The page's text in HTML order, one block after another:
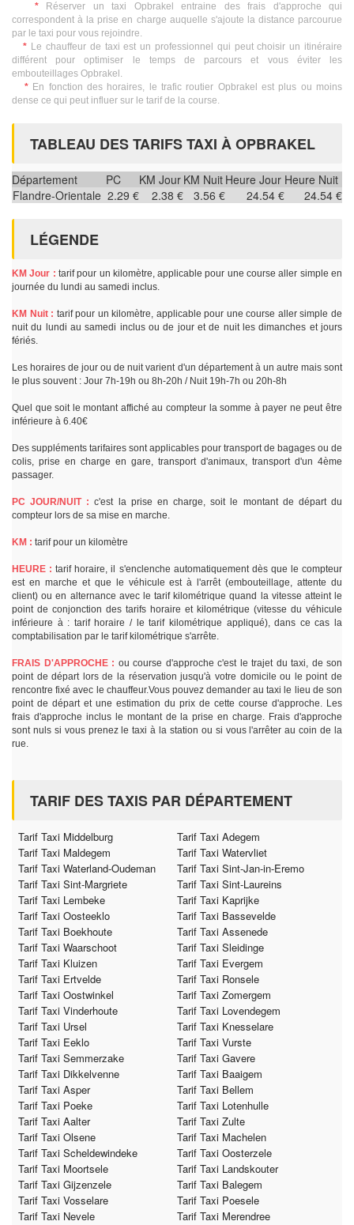
*Réserver un taxi Opbrakel entraine des frais d'approche qui
correspondent à la prise en charge auquelle s'ajoute la distance parcourue
par le taxi pour vous rejoindre.
* Le chauffeur de taxi est un professionnel qui peut choisir un itinéraire
différent pour optimiser le temps de parcours et vous éviter les
embouteillages Opbrakel.
* En fonction des horaires, le trafic routier Opbrakel est plus ou moins
dense ce qui peut influer sur le tarif de la course.
TABLEAU DES TARIFS TAXI À OPBRAKEL
Département PC KM Jour KM Nuit Heure Jour Heure Nuit
Flandre-Orientale 2.29 € 2.38 € 3.56 € 24.54 € 24.54 €
LÉGENDE
KM Jour : tarif pour un kilomètre, applicable pour une course aller simple en
journée du lundi au samedi inclus.
KM Nuit : tarif pour un kilomètre, applicable pour une course aller simple de
nuit du lundi au samedi inclus ou de jour et de nuit les dimanches et jours
fériés.
Les horaires de jour ou de nuit varient d'un département à un autre mais sont
le plus souvent : Jour 7h-19h ou 8h-20h / Nuit 19h-7h ou 20h-8h
Quel que soit le montant affiché au compteur la somme à payer ne peut être
inférieure à 6.40€
Des suppléments tarifaires sont applicables pour transport de bagages ou de
colis, prise en charge en gare, transport d'animaux, transport d'un 4ème
passager.
PC JOUR/NUIT : c'est la prise en charge, soit le montant de départ du
compteur lors de sa mise en marche.
KM : tarif pour un kilomètre
HEURE : tarif horaire, il s'enclenche automatiquement dès que le compteur
est en marche et que le véhicule est à l'arrêt (embouteillage, attente du
client) ou en alternance avec le tarif kilométrique quand la vitesse atteint le
point de conjonction des tarifs horaire et kilométrique (vitesse du véhicule
inférieure à : tarif horaire / le tarif kilométrique appliqué), dans ce cas la
comptabilisation par le tarif kilométrique s'arrête.
FRAIS D'APPROCHE : ou course d'approche c'est le trajet du taxi, de son
point de départ lors de la réservation jusqu'à votre domicile ou le point de
rencontre fixé avec le chauffeur.Vous pouvez demander au taxi le lieu de son
point de départ et une estimation du prix de cette course d'approche. Les
frais d'approche inclus le montant de la prise en charge. Frais d'approche
sont nuls si vous prenez le taxi à la station ou si vous l'arrêter au coin de la
rue.
TARIF DES TAXIS PAR DÉPARTEMENT
Tarif Taxi Middelburg
Tarif Taxi Adegem
Tarif Taxi Maldegem
Tarif Taxi Watervliet
Tarif Taxi Waterland-Oudeman
Tarif Taxi Sint-Jan-in-Eremo
Tarif Taxi Sint-Margriete
Tarif Taxi Sint-Laureins
Tarif Taxi Lembeke
Tarif Taxi Kaprijke
Tarif Taxi Oosteeklo
Tarif Taxi Bassevelde
Tarif Taxi Boekhoute
Tarif Taxi Assenede
Tarif Taxi Waarschoot
Tarif Taxi Sleidinge
Tarif Taxi Kluizen
Tarif Taxi Evergem
Tarif Taxi Ertvelde
Tarif Taxi Ronsele
Tarif Taxi Oostwinkel
Tarif Taxi Zomergem
Tarif Taxi Vinderhoute
Tarif Taxi Lovendegem
Tarif Taxi Ursel
Tarif Taxi Knesselare
Tarif Taxi Eeklo
Tarif Taxi Vurste
Tarif Taxi Semmerzake
Tarif Taxi Gavere
Tarif Taxi Dikkelvenne
Tarif Taxi Baaigem
Tarif Taxi Asper
Tarif Taxi Bellem
Tarif Taxi Poeke
Tarif Taxi Lotenhulle
Tarif Taxi Aalter
Tarif Taxi Zulte
Tarif Taxi Olsene
Tarif Taxi Machelen
Tarif Taxi Scheldewindeke
Tarif Taxi Oosterzele
Tarif Taxi Moortsele
Tarif Taxi Landskouter
Tarif Taxi Gijzenzele
Tarif Taxi Balegem
Tarif Taxi Vosselare
Tarif Taxi Poesele
Tarif Taxi Nevele
Tarif Taxi Merendree